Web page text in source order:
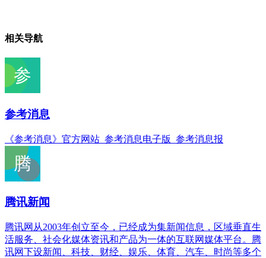
相关导航
参考消息
《参考消息》官方网站_参考消息电子版_参考消息报
腾讯新闻
腾讯网从2003年创立至今，已经成为集新闻信息，区域垂直生
活服务、社会化媒体资讯和产品为一体的互联网媒体平台。腾
讯网下设新闻、科技、财经、娱乐、体育、汽车、时尚等多个